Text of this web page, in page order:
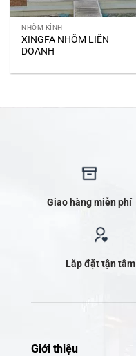
NHÔM KÍNH
XINGFA NHÔM LIÊN
DOANH
Giao hàng miễn phí
Lắp đặt tận tâm
Giới thiệu